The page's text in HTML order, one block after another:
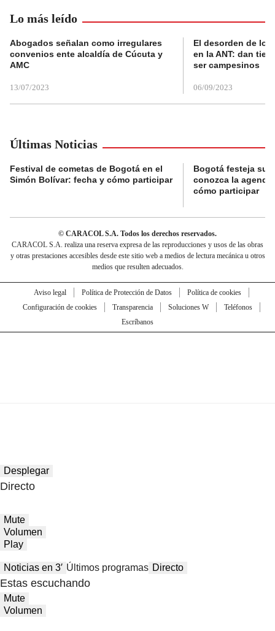
Lo más leído
Abogados señalan como irregulares
convenios ente alcaldía de Cúcuta y
AMC
13/07/2023
El desorden de
en la ANT: dan
ser campesinos
06/09/2023
Últimas Noticias
Festival de cometas de Bogotá en el
Simón Bolívar: fecha y cómo participar
Bogotá festeja su
conozca la
cómo participar
© CARACOL S.A. Todos los derechos reservados.
CARACOL S.A. realiza una reserva expresa de las reproducciones y usos de las obras
y otras prestaciones accesibles desde este sitio web a medios de lectura mecánica u otros
medios que resulten adecuados.
Aviso legal Política de Protección de Datos
Política de cookies
Configuración de cookies
Transparencia Soluciones W
Teléfonos
Escríbanos
Desplegar
Directo
Mute
Volumen
Play
Noticias en 3′ Últimos programas Directo
Estas escuchando
Mute
Volumen